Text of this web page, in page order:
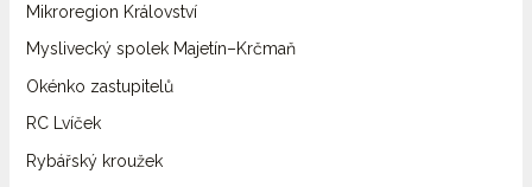
Mikroregion Království
Myslivecký spolek Majetín–Krčmaň
Okénko zastupitelů
RC Lvíček
Rybářský kroužek